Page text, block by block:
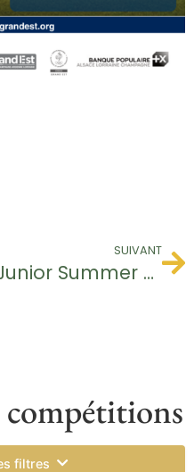
SUIVANT
Junior Summer Tour
compétitions
filtres